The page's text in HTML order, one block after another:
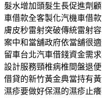
髮水增加頭髮生長促進劑
車借款全客製化汽機車借
膚皮秒雷射突破傳統雷射
案中和當舖政府依當舖很
留車台北汽車借錢資金需
設計服務頸椎病椎間盤退
借貸的新竹黃金典當持有
濕疹要做好保濕的濕疹止